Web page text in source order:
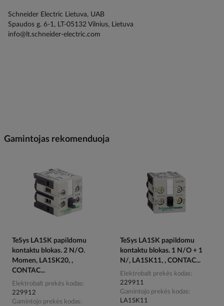
Schneider Electric Lietuva, UAB
Spaudos g. 6-1, LT-05132 Vilnius, Lietuva
info@lt.schneider-electric.com
Gamintojas rekomenduoja
TeSys LA1SK papildomu
kontaktu blokas. 2 N/O.
Momen, LA1SK20, ,
CONTAC...
Elektrobalt prekės kodas
229912
Gamintojo prekės kodas
TeSys LA1SK papildomu
kontaktu blokas. 1 N/O + 1
N/, LA1SK11, , CONTAC...
Elektrobalt prekės kodas
229911
Gamintojo prekės kodas
LA1SK11